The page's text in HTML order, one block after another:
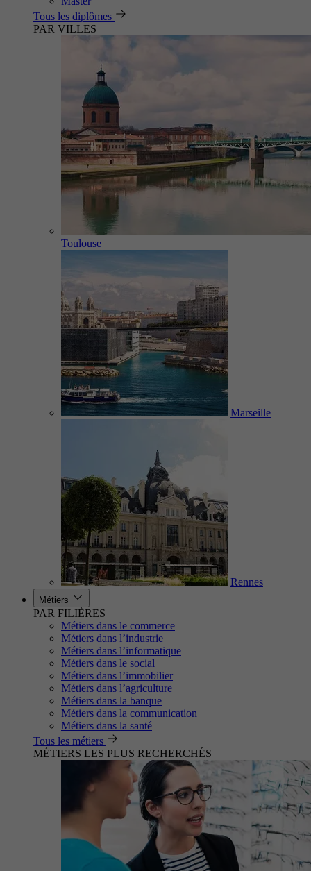
Tous les diplômes
PAR VILLES
Toulouse
Marseille
Rennes
Métiers
PAR FILIÈRES
Métiers dans le commerce
Métiers dans l’industrie
Métiers dans l’informatique
Métiers dans le social
Métiers dans l’immobilier
Métiers dans l’agriculture
Métiers dans la banque
Métiers dans la communication
Métiers dans la santé
Tous les métiers
MÉTIERS LES PLUS RECHERCHÉS